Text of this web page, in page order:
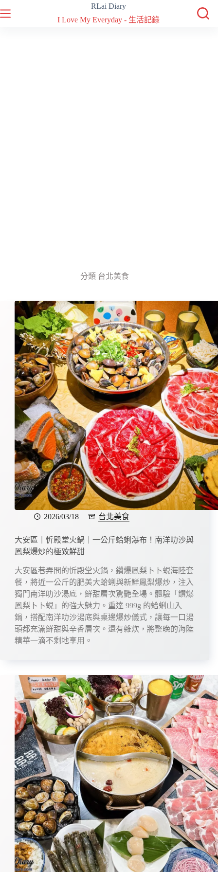
至
主
RLai Diary
I Love My Everyday - 生活記錄
分類 台北美食
2026/03/18 台北美食
大安區｜忻殿堂火鍋｜一公斤蛤蜊瀑布！南洋叻沙與
鳳梨爆炒的極致鮮甜
大安區巷弄間的忻殿堂火鍋，鑽爆鳳梨卜卜蜆海陸套
餐，將近一公斤的肥美大蛤蜊與新鮮鳳梨爆炒，注入
獨門南洋叻沙湯底，鮮甜層次驚艷全場。體驗「鑽爆
鳳梨卜卜蜆」的強大魅力。重達 999g 的蛤蜊山入
鍋，搭配南洋叻沙湯底與桌邊爆炒儀式，讓每一口湯
頭都充滿鮮甜與辛香層次。還有雜炊，將整晚的海陸
精華一滴不剩地享用。